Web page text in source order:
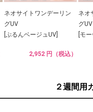
ネオサイトワンデーリン
グUV
[ぷるんベージュUV]
2,952 円（税込）
ネオ
グUV
[モ
２週間用